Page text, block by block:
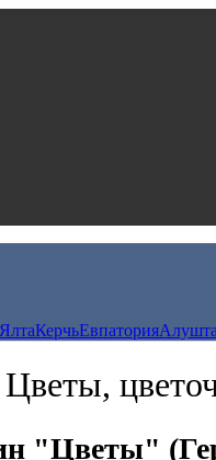
ЯлтаКерчьЕвпаторияАлушта
Цветы,
"Цветы"